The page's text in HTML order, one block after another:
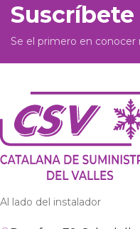
Se el primero en conocer
Al lado del instalador